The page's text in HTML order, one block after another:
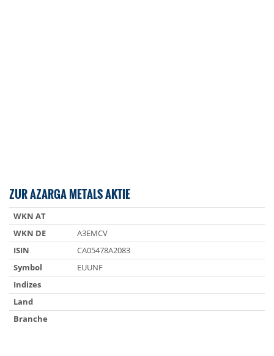
ZUR AZARGA METALS AKTIE
WKN AT
WKN DE
A3EMCV
ISIN
CA05478A2083
Symbol
EUUNF
Indizes
Land
Branche